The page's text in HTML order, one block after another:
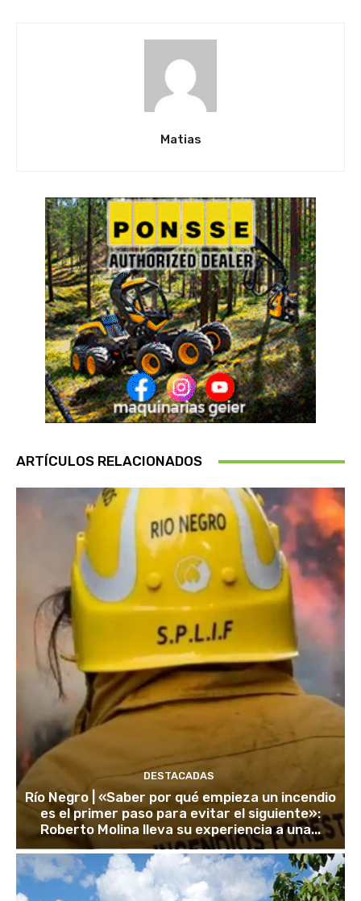
Matias
ARTÍCULOS RELACIONADOS
DESTACADAS
Río Negro | «Saber por qué empieza un incendio
es el primer paso para evitar el siguiente»:
Roberto Molina lleva su experiencia a una...